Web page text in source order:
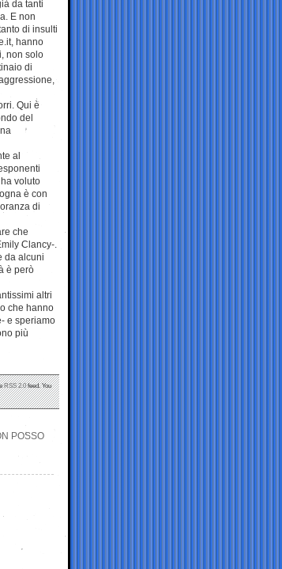
da tanti
E non
di insulti
hanno
non solo
di
Qui è
del
al
voluto
è con
di
che
Clancy-.
da alcuni
è però
altri
che hanno
e speriamo
più
RSS 2.0feed. You
POSSO